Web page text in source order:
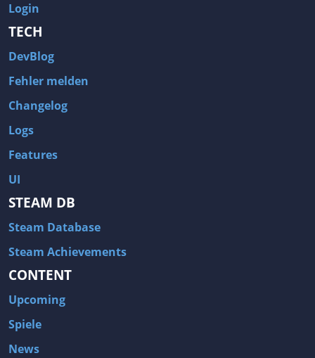
Login
TECH
DevBlog
Fehler melden
Changelog
Logs
Features
UI
STEAM DB
Steam Database
Steam Achievements
CONTENT
Upcoming
Spiele
News